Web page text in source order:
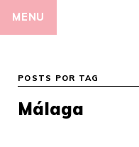
MENU
POSTS POR TAG
Málaga